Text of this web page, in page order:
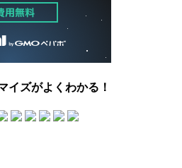
イズがよくわかる！